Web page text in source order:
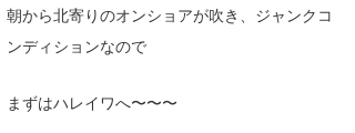
朝から北寄りのオンショアが吹き、ジャンクコ
ンディションなので
まずはハレイワへ〜〜〜
ライター/寄稿メディア